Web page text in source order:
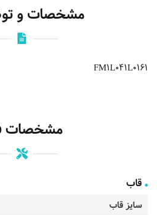
مشخصات و
FM1L041L0161
مشخصات
قاب
سایز قاب